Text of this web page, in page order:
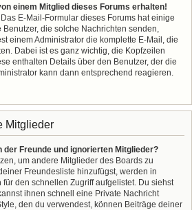
einem Mitglied dieses Forums erhalten!
E-Mail-Formular dieses Forums hat einige
die solche Nachrichten senden,
einem Administrator die komplette E-Mail, die
Dabei ist es ganz wichtig, die Kopfzeilen
enthalten Details über den Benutzer, der die
kann dann entsprechend reagieren.
Mitglieder
der Freunde und ignorierten Mitglieder?
um andere Mitglieder des Boards zu
Freundesliste hinzufügst, werden in
den schnellen Zugriff aufgelistet. Du siehst
ihnen schnell eine Private Nachricht
den du verwendest, können Beiträge deiner